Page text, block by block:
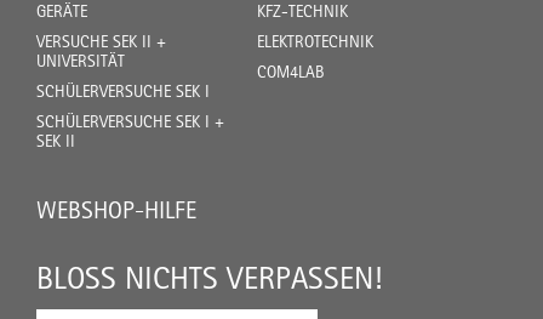
GERÄTE
VERSUCHE SEK II +
UNIVERSITÄT
SCHÜLERVERSUCHE SEK I
SCHÜLERVERSUCHE SEK I +
SEK II
KFZ-TECHNIK
ELEKTROTECHNIK
COM4LAB
WEBSHOP-HILFE
BLOSS NICHTS VERPASSEN!